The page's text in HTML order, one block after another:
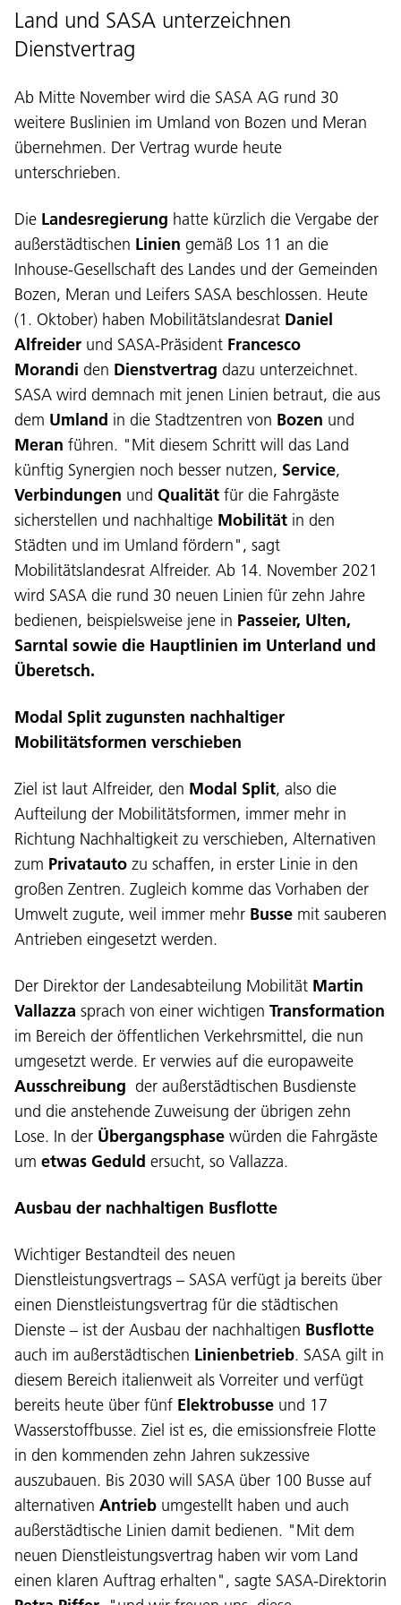
Land und SASA unterzeichnen
Dienstvertrag
Ab Mitte November wird die SASA AG rund 30
weitere Buslinien im Umland von Bozen und Meran
übernehmen. Der Vertrag wurde heute
unterschrieben.
Die Landesregierung hatte kürzlich die Vergabe der
außerstädtischen Linien gemäß Los 11 an die
Inhouse-Gesellschaft des Landes und der Gemeinden
Bozen, Meran und Leifers SASA beschlossen. Heute
(1. Oktober) haben Mobilitätslandesrat Daniel
Alfreider und SASA-Präsident Francesco
Morandi den Dienstvertrag dazu unterzeichnet.
SASA wird demnach mit jenen Linien betraut, die aus
dem Umland in die Stadtzentren von Bozen und
Meran führen. "Mit diesem Schritt will das Land
künftig Synergien noch besser nutzen, Service,
Verbindungen und Qualität für die Fahrgäste
sicherstellen und nachhaltige Mobilität in den
Städten und im Umland fördern", sagt
Mobilitätslandesrat Alfreider. Ab 14. November 2021
wird SASA die rund 30 neuen Linien für zehn Jahre
bedienen, beispielsweise jene in Passeier, Ulten,
Sarntal sowie die Hauptlinien im Unterland und
Überetsch.
Modal Split zugunsten nachhaltiger
Mobilitätsformen verschieben
Ziel ist laut Alfreider, den Modal Split, also die
Aufteilung der Mobilitätsformen, immer mehr in
Richtung Nachhaltigkeit zu verschieben, Alternativen
zum Privatauto zu schaffen, in erster Linie in den
großen Zentren. Zugleich komme das Vorhaben der
Umwelt zugute, weil immer mehr Busse mit sauberen
Antrieben eingesetzt werden.
Der Direktor der Landesabteilung Mobilität Martin
Vallazza sprach von einer wichtigen Transformation
im Bereich der öffentlichen Verkehrsmittel, die nun
umgesetzt werde. Er verwies auf die europaweite
Ausschreibung der außerstädtischen Busdienste
und die anstehende Zuweisung der übrigen zehn
Lose. In der Übergangsphase würden die Fahrgäste
um etwas Geduld ersucht, so Vallazza.
Ausbau der nachhaltigen Busflotte
Wichtiger Bestandteil des neuen
Dienstleistungsvertrags – SASA verfügt ja bereits über
einen Dienstleistungsvertrag für die städtischen
Dienste – ist der Ausbau der nachhaltigen Busflotte
auch im außerstädtischen Linienbetrieb. SASA gilt in
diesem Bereich italienweit als Vorreiter und verfügt
bereits heute über fünf Elektrobusse und 17
Wasserstoffbusse. Ziel ist es, die emissionsfreie Flotte
in den kommenden zehn Jahren sukzessive
auszubauen. Bis 2030 will SASA über 100 Busse auf
alternativen Antrieb umgestellt haben und auch
außerstädtische Linien damit bedienen. "Mit dem
neuen Dienstleistungsvertrag haben wir vom Land
einen klaren Auftrag erhalten", sagte SASA-Direktorin